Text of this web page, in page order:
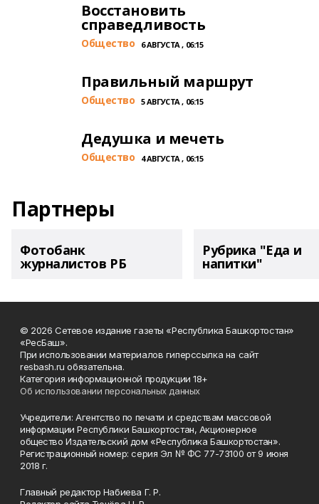
Восстановить
справедливость
Общество 6 АВГУСТА , 06:15
Правильный маршрут
Общество 5 АВГУСТА , 06:15
Дедушка и мечеть
Общество 4 АВГУСТА , 06:15
Партнеры
Фотобанк
журналистов РБ
Рубрика "Еда и
напитки"
© 2026 Сетевое издание газеты «Республика Башкортостан»
«РесБаш».
При использовании материалов гиперссылка на сайт
resbash.ru обязательна.
Категория информационной продукции 18+
Об использовании персональных данных
Учредители: Агентство по печати и средствам массовой
информации Республики Башкортостан, Акционерное
общество Издательский дом «Республика Башкортостан».
Регистрационный номер: серия Эл № ФС 77-73100 от 9 июня
2018 г.
Главный редактор Набиева Г. Р.